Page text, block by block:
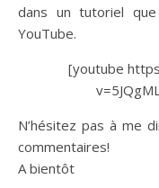
dans un tutoriel
YouTube.
[youtube
N’hésitez pas à me
commentaires!
A bientôt